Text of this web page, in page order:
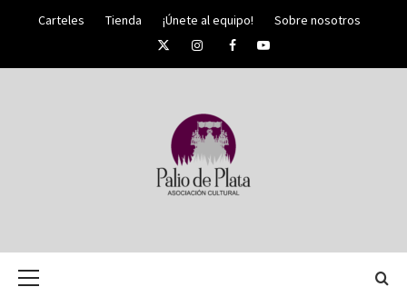
Carteles Tienda ¡Únete al equipo!
Sobre nosotros
TwitterInstagramFacebookYouTube
SEMANA